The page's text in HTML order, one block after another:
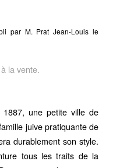
par M. Prat Jean-Louis le
la vente.
une petite ville de
juive pratiquante de
durablement son style.
tous les traits de la